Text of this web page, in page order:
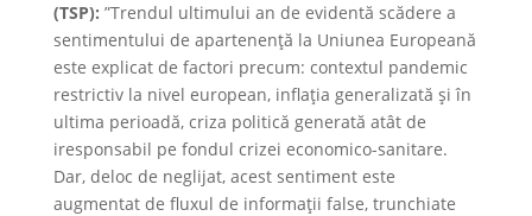
(TSP): ”Trendul ultimului an de evidentă scădere a
sentimentului de apartenență la Uniunea Europeană
este explicat de factori precum: contextul pandemic
restrictiv la nivel european, inflația generalizată și în
ultima perioadă, criza politică generată atât de
iresponsabil pe fondul crizei economico-sanitare.
Dar, deloc de neglijat, acest sentiment este
augmentat de fluxul de informații false, trunchiate